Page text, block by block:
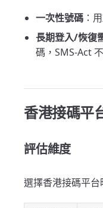
一次性號碼 ：
長期登入/恢復
碼，SMS-Act
香港接碼平
評估維度
選擇香港接碼平台